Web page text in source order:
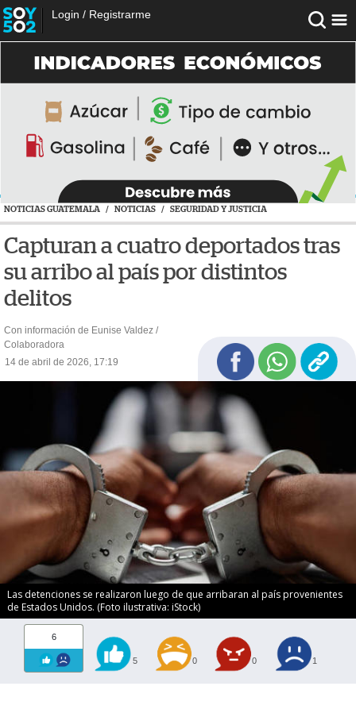
Login / Registrarme
NOTICIAS GUATEMALA / NOTICIAS / SEGURIDAD Y JUSTICIA
Capturan a cuatro deportados tras
su arribo al país por distintos
delitos
Con información de Eunise Valdez /
Colaboradora
14 de abril de 2026, 17:19
Las detenciones se realizaron luego de que arribaran al país provenientes
de Estados Unidos. (Foto ilustrativa: iStock)
6
5 0 0 1